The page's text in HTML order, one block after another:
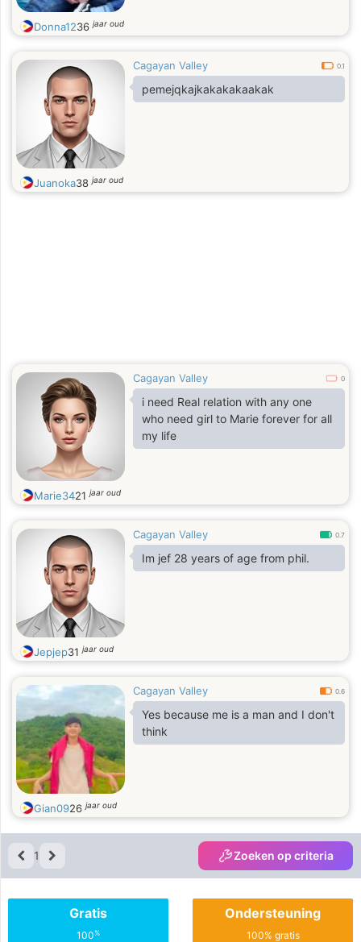
Donna1236jaar oud
Cagayan Valley 0.1
pemejqkajkakakakaakak
Juanoka38jaar oud
Cagayan Valley 0
i need Real relation with any one
who need girl to Marie forever for all
my life
Marie3421jaar oud
Cagayan Valley 0.7
Im jef 28 years of age from phil.
Jepjep31jaar oud
Cagayan Valley 0.6
Yes because me is a man and I don't
think
Gian0926jaar oud
1 Zoeken op criteria
Gratis
100%
Ondersteuning
100% gratis